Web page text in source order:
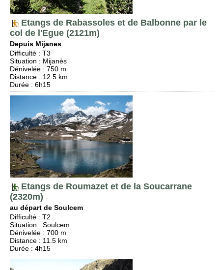
Etangs de Rabassoles et de Balbonne par le
col de l'Egue (2121m)
Depuis Mijanes
Difficulté : T3
Situation : Mijanès
Dénivelée : 750 m
Distance : 12.5 km
Durée : 6h15
Etangs de Roumazet et de la Soucarrane
(2320m)
au départ de Soulcem
Difficulté : T2
Situation : Soulcem
Dénivelée : 700 m
Distance : 11.5 km
Durée : 4h15